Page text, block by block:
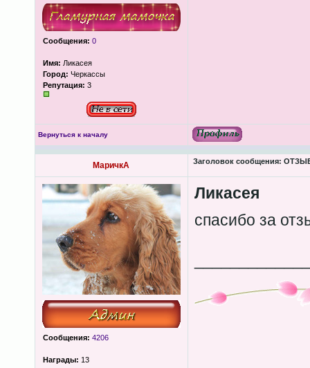
Сообщения: 0
Имя: Ликасея
Город: Черкассы
Репутация: 3
Вернуться к началу
МаричкА Заголовок сообщения:
Сообщения: 4206
Награды: 13
Ликасея
спасибо за